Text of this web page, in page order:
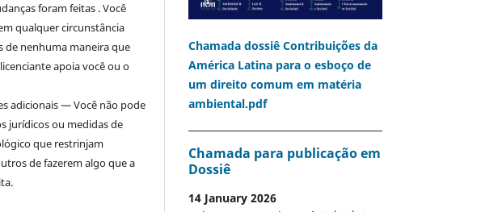
foram feitas . Você
qualquer circunstância
de nenhuma maneira que
apoia você ou o
adicionais — Você não pode
jurídicos ou medidas de
que restrinjam
de fazerem algo que a
Chamada dossiê Contribuições da
América Latina para o esboço de
um direito comum em matéria
ambiental.pdf
Chamada para publicação em
Dossiê
14 January 2026